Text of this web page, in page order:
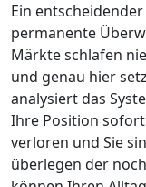
Ein
permanente
Märkte schlafen
und genau hier
analysiert das
Ihre Position sofort
verloren und Sie
überlegen der